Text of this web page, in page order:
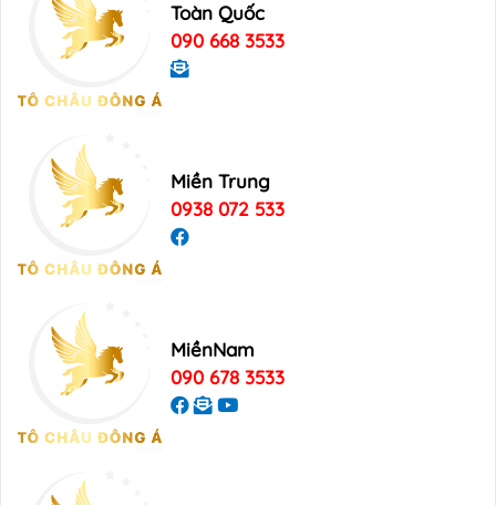
Toàn Quốc
090 668 3533
Miền Trung
0938 072 533
MiềnNam
090 678 3533